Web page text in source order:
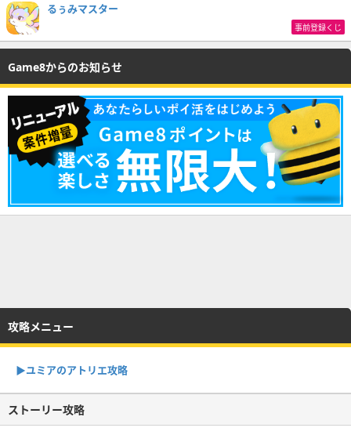
るぅみマスター
事前登録くじ
Game8からのお知らせ
攻略メニュー
▶︎ユミアのアトリエ攻略
ストーリー攻略